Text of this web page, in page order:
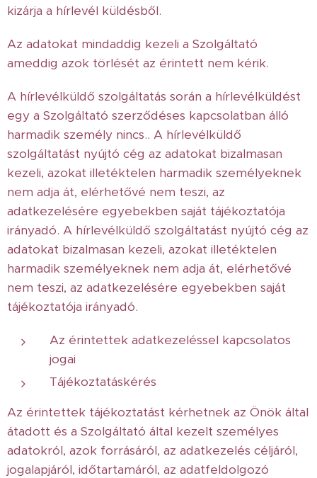
kizárja a hírlevél küldésből.
Az adatokat mindaddig kezeli a Szolgáltató
ameddig azok törlését az érintett nem kérik.
A hírlevélküldő szolgáltatás során a hírlevélküldést
egy a Szolgáltató szerződéses kapcsolatban álló
harmadik személy nincs.. A hírlevélküldő
szolgáltatást nyújtó cég az adatokat bizalmasan
kezeli, azokat illetéktelen harmadik személyeknek
nem adja át, elérhetővé nem teszi, az
adatkezelésére egyebekben saját tájékoztatója
irányadó. A hírlevélküldő szolgáltatást nyújtó cég az
adatokat bizalmasan kezeli, azokat illetéktelen
harmadik személyeknek nem adja át, elérhetővé
nem teszi, az adatkezelésére egyebekben saját
tájékoztatója irányadó.
Az érintettek adatkezeléssel kapcsolatos
jogai
Tájékoztatáskérés
Az érintettek tájékoztatást kérhetnek az Önök által
átadott és a Szolgáltató által kezelt személyes
adatokról, azok forrásáról, az adatkezelés céljáról,
jogalapjáról, időtartamáról, az adatfeldolgozó